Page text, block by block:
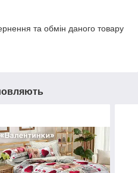
та обмін даного товару